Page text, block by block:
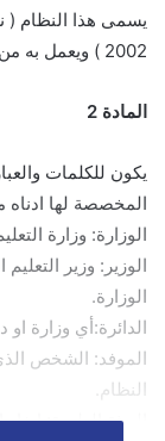
يسمى هذا النظام (
2002 ) ويعمل به من تاريخ نشره في الجريدة الرسمية.
المادة 2
يكون للكلمات
المخصصة لها ادناه
الوزارة: وزارة
الوزير: وزير
الوزارة.
الدائرة:أي وزارة
الموفد: الشخص
النظام.
البعثة العلمية: